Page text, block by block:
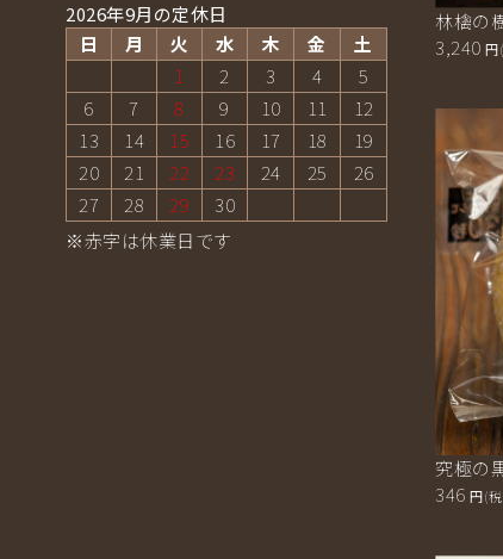
林檎の
3,240 円
究極の
346 円(
2026年9月の定休日
日
月 火 水 木 金
土
1
2 3 4
5
6
7 8 9 10 11
12
13
14 15 16 17 18
19
20
21 22 23 24 25
26
27
28 29
30
※赤字は休業日です